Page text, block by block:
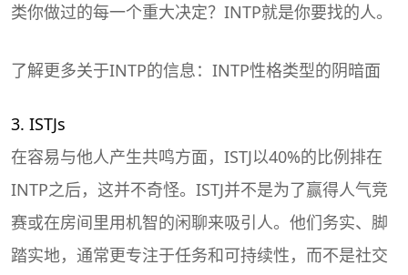
类你做过的每一个重大决定？INTP就是你要找的人。
了解更多关于INTP的信息：INTP性格类型的阴暗面
3. ISTJs
在容易与他人产生共鸣方面，ISTJ以40%的比例排在
INTP之后，这并不奇怪。ISTJ并不是为了赢得人气竞
赛或在房间里用机智的闲聊来吸引人。他们务实、脚
踏实地，通常更专注于任务和可持续性，而不是社交